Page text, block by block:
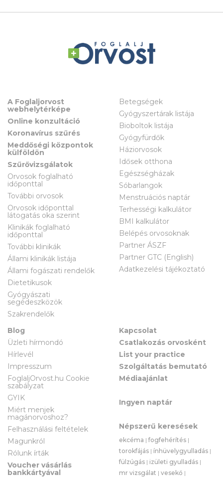
A Foglaljorvost
webhelytérképe
Online konzultáció
Koronavírus szűrés
Meddőségi központok
külföldön
Szűrővizsgálatok
Orvosok foglalható
időponttal
További orvosok
Orvosok időponttal
látogatás oka szerint
Klinikák foglalható
időponttal
További klinikák
Állami klinikák listája
Állami fogászati rendelők
Dietetikusok
Gyógyászati
segédeszközök
Szakrendelők
Betegségek
Gyógyszertárak listája
Bioboltok listája
Gyógyfürdők
Háziorvosok
Idősek otthona
Egészségházak
Sóbarlangok
Menstruációs naptár
Terhességi kalkulátor
BMI kalkulátor
Belépés orvosoknak
Partner ÁSZF
Partner GTC (English)
Adatkezelési tájékoztató
Blog
Üzleti hírmondó
Hírlevél
Impresszum
FoglaljOrvost.hu Cookie
szabályzat
GYIK
Miért menjek
magánorvoshoz?
Felhasználási feltételek
Magunkról
Rólunk írták
Voucher vásárlás
bankkártyával
Kapcsolat
Csatlakozás orvosként
List your practice
Szolgáltatás bemutató
Médiaajánlat
Ingyen naptár
Népszerű keresések
ekcéma |fogfehérítés |
torokfájás | ínhüvelygyulladás |
fülzúgás | izületi gyulladás |
mr vizsgálat | vesekő |